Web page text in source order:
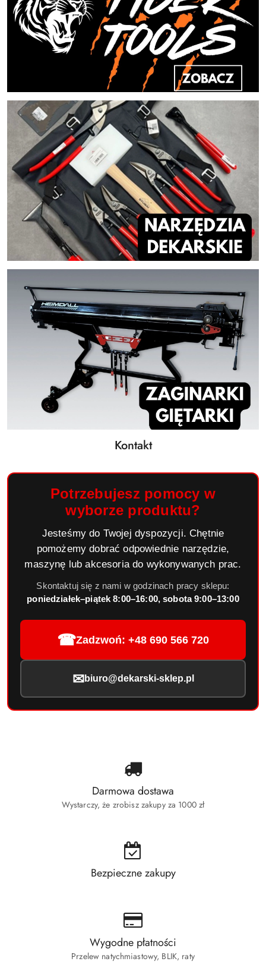
Kontakt
Potrzebujesz pomocy w
wyborze produktu?
Jesteśmy do Twojej dyspozycji. Chętnie
pomożemy dobrać odpowiednie narzędzie,
maszynę lub akcesoria do wykonywanych prac.
Skontaktuj się z nami w godzinach pracy sklepu:
poniedziałek–piątek 8:00–16:00, sobota 9:00–13:00
☎Zadzwoń: +48 690 566 720
✉ biuro@dekarski-sklep.pl
Darmowa dostawa
Wystarczy, że zrobisz zakupy za 1000 zł
Bezpieczne zakupy
Wygodne płatności
Przelew natychmiastowy, BLIK, raty